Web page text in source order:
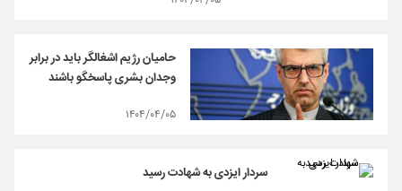
حامیان رژیم اشغالگر باید در برابر
وجدان بشری پاسخگو باشند
۱۴۰۴/۰۴/۰۵
سردار ایزدی به شهادت رسید